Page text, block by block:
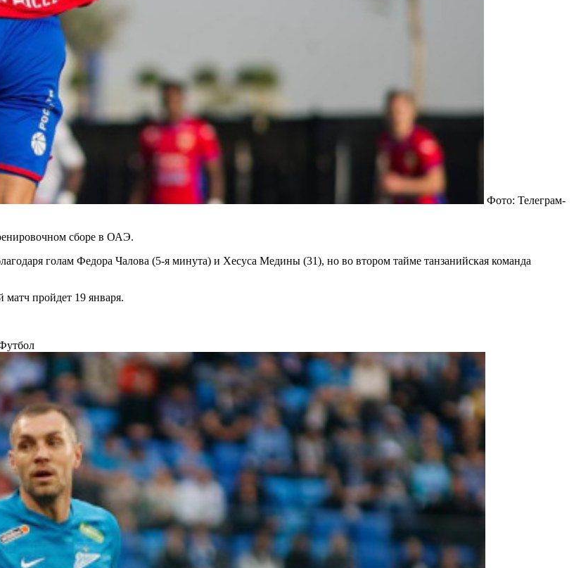
Фото: Телеграм-
сборе в ОАЭ.
голам Федора Чалова (5-я минута) и Хесуса Медины (31), но во втором тайме танзанийская команда
пройдет 19 января.